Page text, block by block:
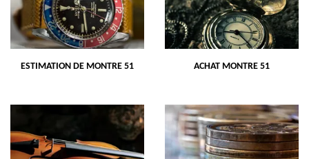
ESTIMATION DE MONTRE 51 ACHAT MONTRE 51